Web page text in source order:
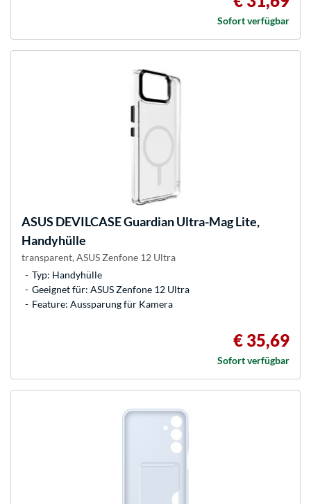
Sofort verfügbar
ASUS DEVILCASE Guardian Ultra-Mag Lite,
Handyhülle
transparent, ASUS Zenfone 12 Ultra
Typ: Handyhülle
Geeignet für: ASUS Zenfone 12 Ultra
Feature: Aussparung für Kamera
€ 35,69
Sofort verfügbar